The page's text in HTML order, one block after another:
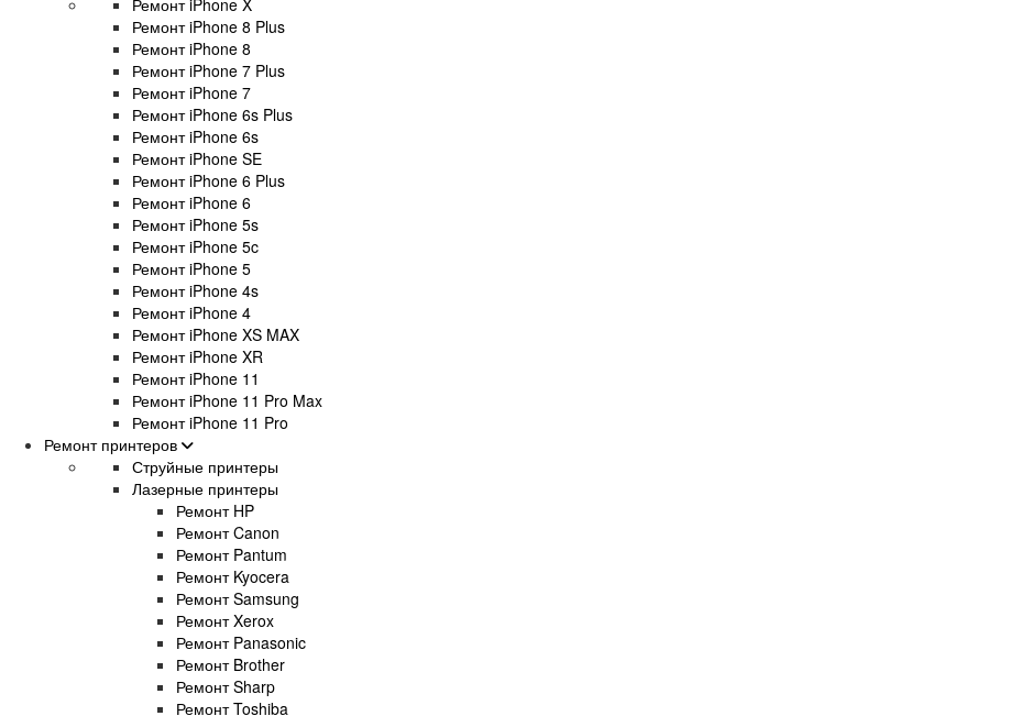
Ремонт iPhone X
Ремонт iPhone 8 Plus
Ремонт iPhone 8
Ремонт iPhone 7 Plus
Ремонт iPhone 7
Ремонт iPhone 6s Plus
Ремонт iPhone 6s
Ремонт iPhone SE
Ремонт iPhone 6 Plus
Ремонт iPhone 6
Ремонт iPhone 5s
Ремонт iPhone 5c
Ремонт iPhone 5
Ремонт iPhone 4s
Ремонт iPhone 4
Ремонт iPhone XS MAX
Ремонт iPhone XR
Ремонт iPhone 11
Ремонт iPhone 11 Pro Max
Ремонт iPhone 11 Pro
Ремонт принтеров
Струйные принтеры
Лазерные принтеры
Ремонт HP
Ремонт Canon
Ремонт Pantum
Ремонт Kyocera
Ремонт Samsung
Ремонт Xerox
Ремонт Panasonic
Ремонт Brother
Ремонт Sharp
Ремонт Toshiba